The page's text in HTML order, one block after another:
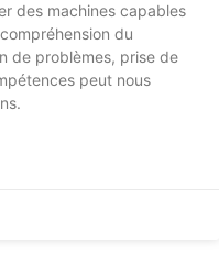
des machines capables
du
de problèmes, prise de
peut nous